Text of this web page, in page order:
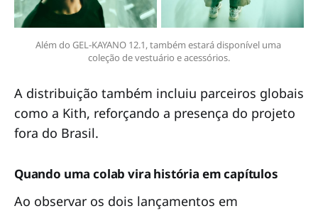
Além do GEL‑KAYANO 12.1, também estará disponível uma
coleção de vestuário e acessórios.
A distribuição também incluiu parceiros globais
como a Kith, reforçando a presença do projeto
fora do Brasil.
Quando uma colab vira história em capítulos
Ao observar os dois lançamentos em